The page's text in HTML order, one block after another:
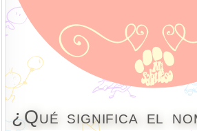
¿Qué significa el